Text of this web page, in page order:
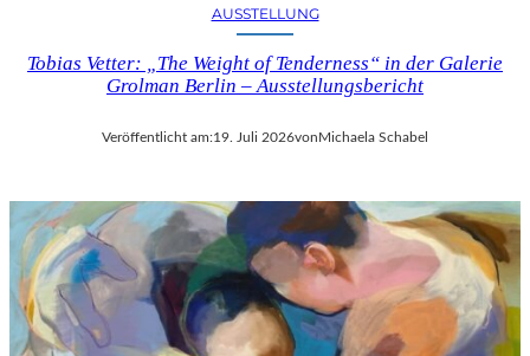
AUSSTELLUNG
Tobias Vetter: „The Weight of Tenderness“ in der Galerie
Grolman Berlin – Ausstellungsbericht
Veröffentlicht am:19. Juli 2026von Michaela Schabel